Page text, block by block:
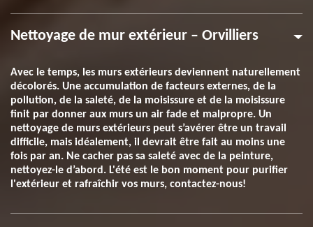
Nettoyage de mur extérieur – Orvilliers
Avec le temps, les murs extérieurs deviennent naturellement
décolorés. Une accumulation de facteurs externes, de la
pollution, de la saleté, de la moisissure et de la moisissure
finit par donner aux murs un air fade et malpropre. Un
nettoyage de murs extérieurs peut s’avérer être un travail
difficile, mais idéalement, il devrait être fait au moins une
fois par an. Ne cacher pas sa saleté avec de la peinture,
nettoyez-le d’abord. L'été est le bon moment pour purifier
l'extérieur et rafraîchir vos murs, contactez-nous!